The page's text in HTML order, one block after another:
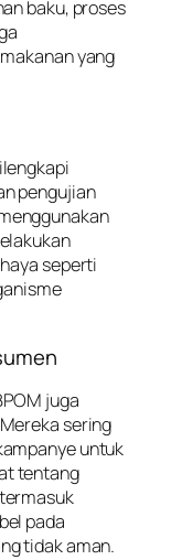
baku, proses
yang
pengujian
seperti
juga
sering
untuk
tentang
pada
tidak aman.